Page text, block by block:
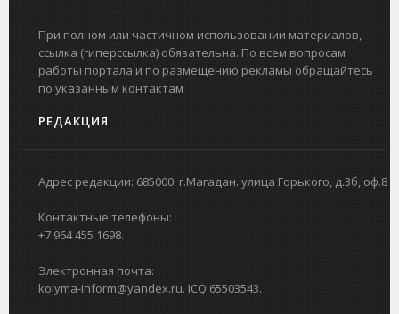
При полном или частичном использовании материалов,
ссылка (гиперссылка) обязательна. По всем вопросам
работы портала и по размещению рекламы обращайтесь
по указанным контактам
РЕДАКЦИЯ
Адрес редакции: 685000. г.Магадан. улица Горького, д.3б, оф.8
Контактные телефоны:
+7 964 455 1698.
Электронная почта:
kolyma-inform@yandex.ru. ICQ 65503543.